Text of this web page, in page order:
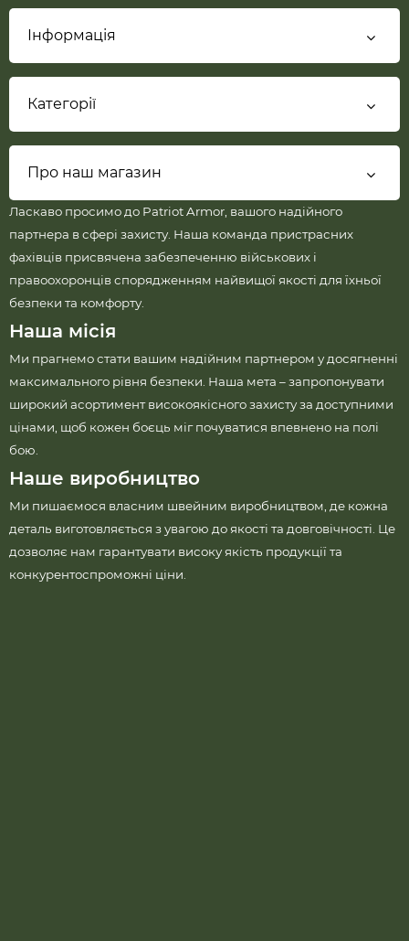
Інформація
Категорії
Про наш магазин
Ласкаво просимо до Patriot Armor, вашого надійного
партнера в сфері захисту. Наша команда пристрасних
фахівців присвячена забезпеченню військових і
правоохоронців спорядженням найвищої якості для їхньої
безпеки та комфорту.
Наша місія
Ми прагнемо стати вашим надійним партнером у досягненні
максимального рівня безпеки. Наша мета – запропонувати
широкий асортимент високоякісного захисту за доступними
цінами, щоб кожен боєць міг почуватися впевнено на полі
бою.
Наше виробництво
Ми пишаємося власним швейним виробництвом, де кожна
деталь виготовляється з увагою до якості та довговічності. Це
дозволяє нам гарантувати високу якість продукції та
конкурентоспроможні ціни.